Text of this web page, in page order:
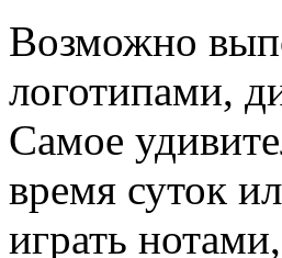
Возможно
логотипами,
Самое
время суток
играть